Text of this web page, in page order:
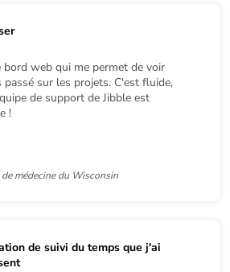
bord web qui me permet de voir
sur les projets. C'est fluide,
de support de Jibble est
!
médecine du Wisconsin
de suivi du temps que j'ai